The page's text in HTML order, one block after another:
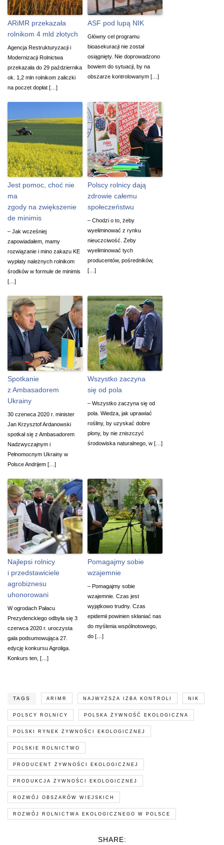
ARiMR przekazała
rolnikom 4 mld złotych
Agencja Restrukturyzacji i
Modernizacji Rolnictwa
przekazała do 29 października
ok. 1,2 mln rolnikom zaliczki
na poczet dopłat […]
ASF pod lupą NIK
Główny cel programu
bioasekuracji nie został
osiągnięty. Nie doprowadzono
bowiem do sytuacji, by na
obszarze kontrolowanym […]
Jest pomoc, choć nie
ma
zgody na zwiększenie
de minimis
– Jak wcześniej
zapowiadałem, mamy
rozwiązanie i mino zakazu KE
wypłaty należnych rolnikom
środków w formule de minimis
[…]
Polscy rolnicy dają
zdrowie całemu
społeczeństwu
– Chodzi o to, żeby
wyeliminować z rynku
nieuczciwość. Żeby
wyeliminować tych
producentów, pośredników,
[…]
Spotkanie
z Ambasadorem
Ukrainy
30 czerwca 2020 r. minister
Jan Krzysztof Ardanowski
spotkał się z Ambasadorem
Nadzwyczajnym i
Pełnomocnym Ukrainy w
Polsce Andrijem […]
Wszystko zaczyna
się od pola
– Wszystko zaczyna się od
pola. Wiedza, jak uprawiać
rośliny, by uzyskać dobre
plony, by nie zniszczyć
środowiska naturalnego, w […]
Najlepsi rolnicy
i przedstawiciele
agrobiznesu
uhonorowani
W ogrodach Pałacu
Prezydenckiego odbyła się 3
czerwca 2020 r. uroczysta
gala podsumowująca 27.
edycję konkursu Agroliga.
Konkurs ten, […]
Pomagajmy sobie
wzajemnie
– Pomagajmy sobie
wzajemnie. Czas jest
wyjątkowo trudny. Czas
epidemii powinien skłaniać nas
do myślenia wspólnotowego,
do […]
TAGS ARIMR NAJWYŻSZA IZBA KONTROLI NIK
POLSCY ROLNICY POLSKA ŻYWNOŚĆ EKOLOGICZNA
POLSKI RYNEK ŻYWNOŚCI EKOLOGICZNEJ
POLSKIE ROLNICTWO
PRODUCENT ŻYWNOŚCI EKOLOGICZNEJ
PRODUKCJA ŻYWNOŚCI EKOLOGICZNEJ
ROZWÓJ OBSZARÓW WIEJSKICH
ROZWÓJ ROLNICTWA EKOLOGICZNEGO W POLSCE
SHARE: